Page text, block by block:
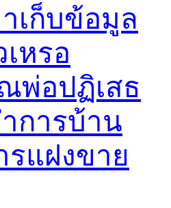
เก็บข้อมูล
หรอ
พ่อปฏิเสธ
การบ้าน
รแฝงขาย